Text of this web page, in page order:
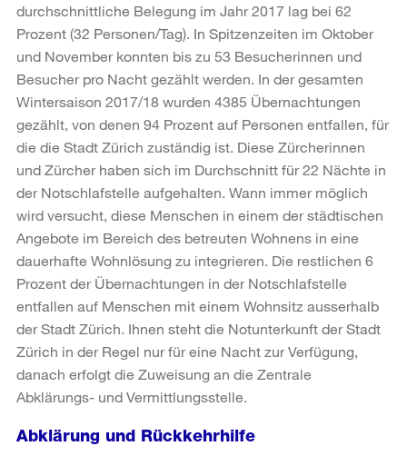
durchschnittliche Belegung im Jahr 2017 lag bei 62
Prozent (32 Personen/Tag). In Spitzenzeiten im Oktober
und November konnten bis zu 53 Besucherinnen und
Besucher pro Nacht gezählt werden. In der gesamten
Wintersaison 2017/18 wurden 4385 Übernachtungen
gezählt, von denen 94 Prozent auf Personen entfallen, für
die die Stadt Zürich zuständig ist. Diese Zürcherinnen
und Zürcher haben sich im Durchschnitt für 22 Nächte in
der Notschlafstelle aufgehalten. Wann immer möglich
wird versucht, diese Menschen in einem der städtischen
Angebote im Bereich des betreuten Wohnens in eine
dauerhafte Wohnlösung zu integrieren. Die restlichen 6
Prozent der Übernachtungen in der Notschlafstelle
entfallen auf Menschen mit einem Wohnsitz ausserhalb
der Stadt Zürich. Ihnen steht die Notunterkunft der Stadt
Zürich in der Regel nur für eine Nacht zur Verfügung,
danach erfolgt die Zuweisung an die Zentrale
Abklärungs- und Vermittlungsstelle.
Abklärung und Rückkehrhilfe